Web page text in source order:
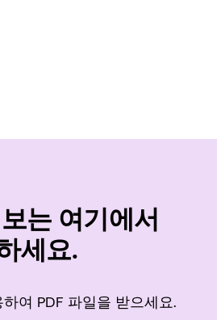
는 여기에서
세요.
여 PDF 파일을 받으세요.